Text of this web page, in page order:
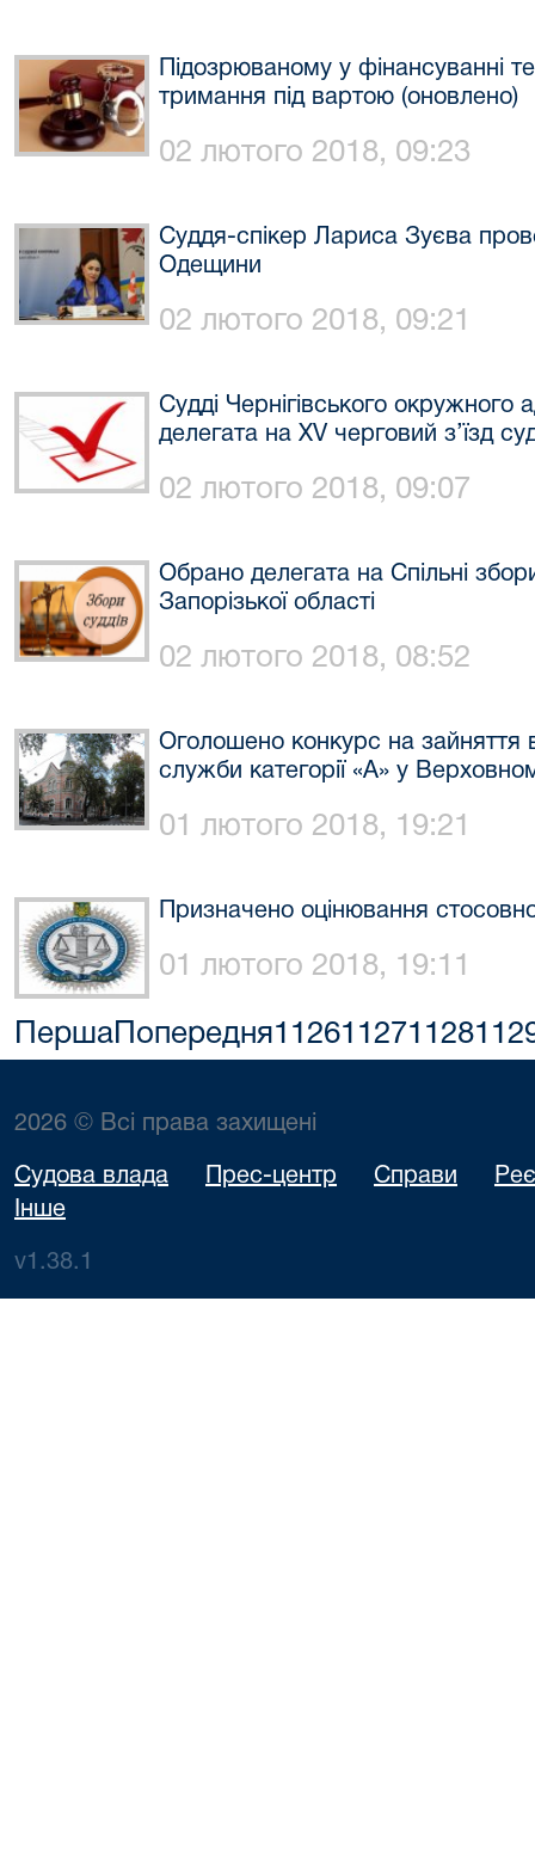
Підозрюваному у фінансуванні
тримання під вартою (оновлено)
02 лютого 2018, 09:23
Суддя-спікер Лариса Зуєва
Одещини
02 лютого 2018, 09:21
Судді Чернігівського окружного
делегата на ХV черговий з’їзд
02 лютого 2018, 09:07
Обрано делегата на Спільні
Запорізької області
02 лютого 2018, 08:52
Оголошено конкурс на зайняття
служби категорії «А» у
01 лютого 2018, 19:21
Призначено оцінювання
01 лютого 2018, 19:11
Перша Попередня112611271128
2026 © Всі права захищені
Судова влада Прес-центр Справи
Інше
v1.38.1